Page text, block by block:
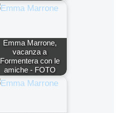
Emma Marrone,
vacanza a
Formentera con le
amiche - FOTO